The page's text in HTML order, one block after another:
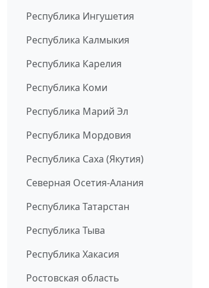
Республика Ингушетия
Республика Калмыкия
Республика Карелия
Республика Коми
Республика Марий Эл
Республика Мордовия
Республика Саха (Якутия)
Северная Осетия-Алания
Республика Татарстан
Республика Тыва
Республика Хакасия
Ростовская область